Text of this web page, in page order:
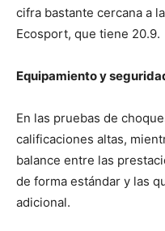
cifra bastante cercana a
Ecosport, que tiene 20.9.
Equipamiento y
En las pruebas de
calificaciones altas,
balance entre las
de forma estándar y las
adicional.